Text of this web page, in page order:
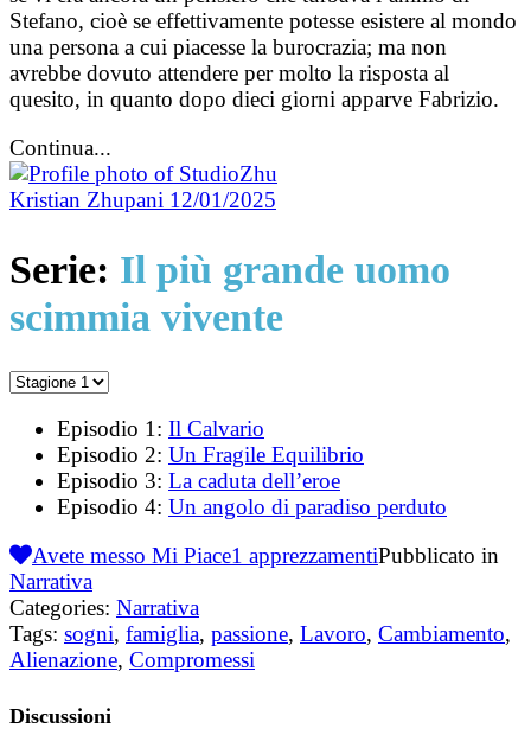
Stefano, cioè se effettivamente potesse esistere al mondo
una persona a cui piacesse la burocrazia; ma non
avrebbe dovuto attendere per molto la risposta al
quesito, in quanto dopo dieci giorni apparve Fabrizio.
Continua...
Kristian Zhupani 12/01/2025
Serie: Il più grande uomo
scimmia vivente
Episodio 1: Il Calvario
Episodio 2: Un Fragile Equilibrio
Episodio 3: La caduta dell’eroe
Episodio 4: Un angolo di paradiso perduto
Avete messo Mi Piace1 apprezzamentiPubblicato in
Narrativa
Categories: Narrativa
Tags: sogni, famiglia, passione, Lavoro, Cambiamento,
Alienazione, Compromessi
Discussioni